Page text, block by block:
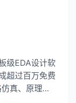
级EDA设计软
超过百万免费
真、原理图